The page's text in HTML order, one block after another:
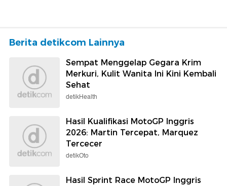
Berita detikcom Lainnya
Sempat Menggelap Gegara Krim
Merkuri, Kulit Wanita Ini Kini Kembali
Sehat
detikHealth
Hasil Kualifikasi MotoGP Inggris
2026: Martin Tercepat, Marquez
Tercecer
detikOto
Hasil Sprint Race MotoGP Inggris